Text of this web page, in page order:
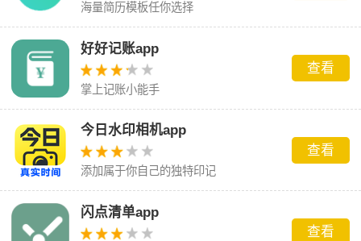
海量简历模板任你选择
好好记账app
掌上记账小能手
查看
今日水印相机app
添加属于你自己的独特印记
查看
闪点清单app
查看